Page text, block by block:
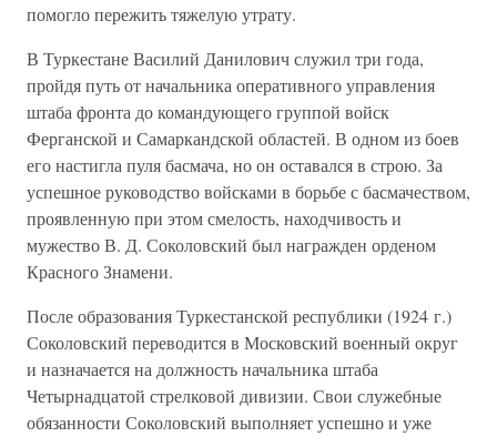
помогло пережить тяжелую утрату.
В Туркестане Василий Данилович служил три года,
пройдя путь от начальника оперативного управления
штаба фронта до командующего группой войск
Ферганской и Самаркандской областей. В одном из боев
его настигла пуля басмача, но он оставался в строю. За
успешное руководство войсками в борьбе с басмачеством,
проявленную при этом смелость, находчивость и
мужество В. Д. Соколовский был награжден орденом
Красного Знамени.
После образования Туркестанской республики (1924 г.)
Соколовский переводится в Московский военный округ
и назначается на должность начальника штаба
Четырнадцатой стрелковой дивизии. Свои служебные
обязанности Соколовский выполняет успешно и уже